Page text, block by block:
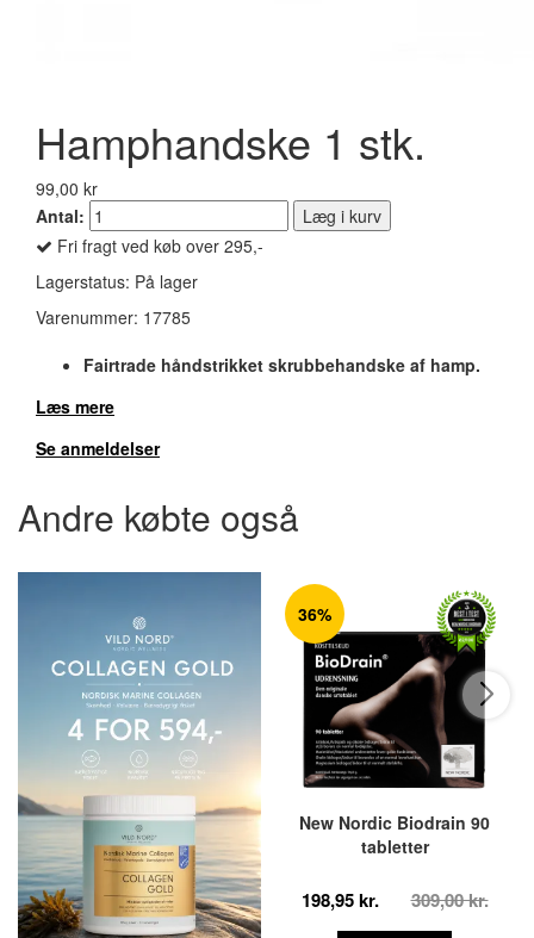
Hamphandske 1 stk.
99,00 kr
Antal:
Læg i kurv
Fri fragt ved køb over 295,-
Lagerstatus: På lager
Varenummer: 17785
Fairtrade håndstrikket skrubbehandske af hamp.
Læs mere
Se anmeldelser
Andre købte også
36%
New Nordic Biodrain 90
tabletter
198,95 kr. 309,00 kr.